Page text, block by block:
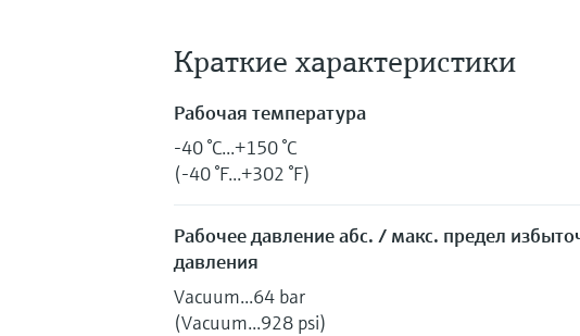
Краткие характеристики
Рабочая температура
-40 °C...+150 °C
(-40 °F...+302 °F)
Рабочее давление абс. / макс. предел
давления
Vacuum...64 bar
(Vacuum...928 psi)